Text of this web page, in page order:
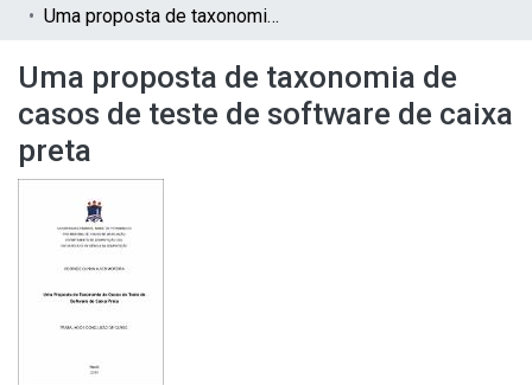
Uma proposta de taxonomia de casos de teste de software de caixa preta
Uma proposta de taxonomia de
casos de teste de software de caixa
preta